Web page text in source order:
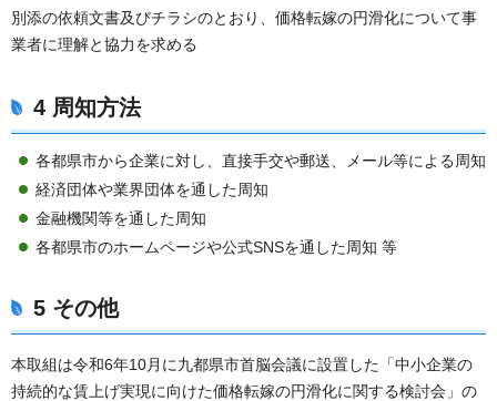
別添の依頼文書及びチラシのとおり、価格転嫁の円滑化について事
業者に理解と協力を求める
4 周知方法
各都県市から企業に対し、直接手交や郵送、メール等による周知
経済団体や業界団体を通した周知
金融機関等を通した周知
各都県市のホームページや公式SNSを通した周知 等
5 その他
本取組は令和6年10月に九都県市首脳会議に設置した「中小企業の
持続的な賃上げ実現に向けた価格転嫁の円滑化に関する検討会」の